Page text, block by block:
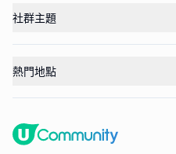
社群主題
熱門地點